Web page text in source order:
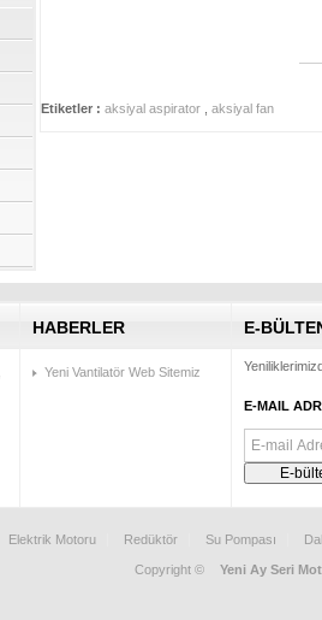
Etiketler : aksiyal aspirator aksiyal fan
HABERLER
Yeni Vantilatör Web Sitemiz
E-
E-MAIL
Elektrik Motoru Redüktör Su Pompası
Copyright © Yeni Ay Seri